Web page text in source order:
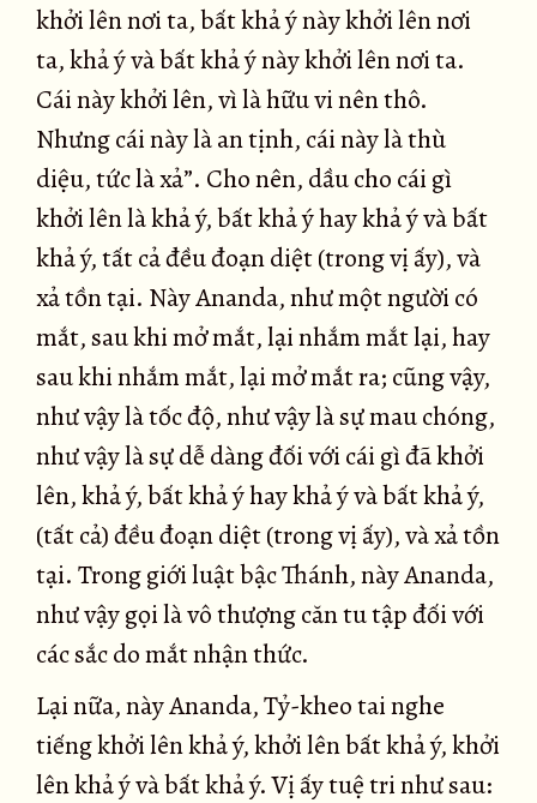
khởi lên nơi ta, bất khả ý này khởi lên nơi
ta, khả ý và bất khả ý này khởi lên nơi ta.
Cái này khởi lên, vì là hữu vi nên thô.
Nhưng cái này là an tịnh, cái này là thù
diệu, tức là xả”. Cho nên, dầu cho cái gì
khởi lên là khả ý, bất khả ý hay khả ý và bất
khả ý, tất cả đều đoạn diệt (trong vị ấy), và
xả tồn tại. Này Ananda, như một người có
mắt, sau khi mở mắt, lại nhắm mắt lại, hay
sau khi nhắm mắt, lại mở mắt ra; cũng vậy,
như vậy là tốc độ, như vậy là sự mau chóng,
như vậy là sự dễ dàng đối với cái gì đã khởi
lên, khả ý, bất khả ý hay khả ý và bất khả ý,
(tất cả) đều đoạn diệt (trong vị ấy), và xả tồn
tại. Trong giới luật bậc Thánh, này Ananda,
như vậy gọi là vô thượng căn tu tập đối với
các sắc do mắt nhận thức.
Lại nữa, này Ananda, Tỷ-kheo tai nghe
tiếng khởi lên khả ý, khởi lên bất khả ý, khởi
lên khả ý và bất khả ý. Vị ấy tuệ tri như sau: